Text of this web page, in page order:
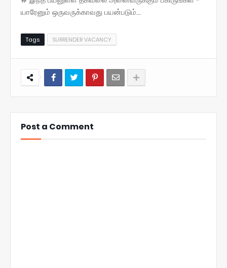
யாரேனும் ஒருவருக்காவது பயன்படும்...
Tags SURRENDER VACANCY
Post a Comment